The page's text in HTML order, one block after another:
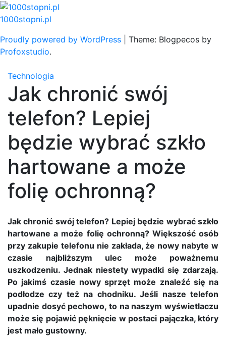
Skip
to
1000stopni.pl
Proudly powered by WordPress
Theme: Blogpecos by
Profoxstudio.
Technologia
Jak chronić swój
telefon? Lepiej
będzie wybrać szkło
hartowane a może
folię ochronną?
Jak chronić swój telefon? Lepiej będzie wybrać szkło
hartowane a może folię ochronną? Większość osób
przy zakupie telefonu nie zakłada, że nowy nabyte w
czasie najbliższym ulec może poważnemu
uszkodzeniu. Jednak niestety wypadki się zdarzają.
Po jakimś czasie nowy sprzęt może znaleźć się na
podłodze czy też na chodniku. Jeśli nasze telefon
upadnie dosyć pechowo, to na naszym wyświetlaczu
może się pojawić pęknięcie w postaci pajączka, który
jest mało gustowny.